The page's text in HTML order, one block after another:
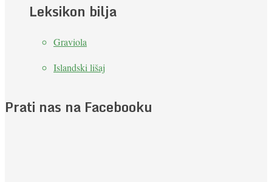
Leksikon bilja
Graviola
Islandski lišaj
Prati nas na Facebooku